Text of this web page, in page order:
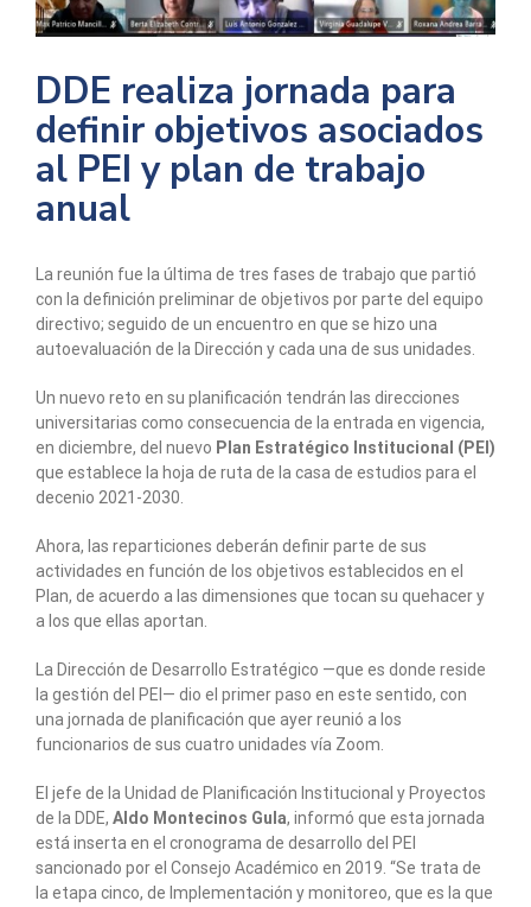
DDE realiza jornada para
definir objetivos asociados
al PEI y plan de trabajo
anual
La reunión fue la última de tres fases de trabajo que partió
con la definición preliminar de objetivos por parte del equipo
directivo; seguido de un encuentro en que se hizo una
autoevaluación de la Dirección y cada una de sus unidades.
Un nuevo reto en su planificación tendrán las direcciones
universitarias como consecuencia de la entrada en vigencia,
en diciembre, del nuevo Plan Estratégico Institucional (PEI)
que establece la hoja de ruta de la casa de estudios para el
decenio 2021-2030.
Ahora, las reparticiones deberán definir parte de sus
actividades en función de los objetivos establecidos en el
Plan, de acuerdo a las dimensiones que tocan su quehacer y
a los que ellas aportan.
La Dirección de Desarrollo Estratégico —que es donde reside
la gestión del PEI— dio el primer paso en este sentido, con
una jornada de planificación que ayer reunió a los
funcionarios de sus cuatro unidades vía Zoom.
El jefe de la Unidad de Planificación Institucional y Proyectos
de la DDE, Aldo Montecinos Gula, informó que esta jornada
está inserta en el cronograma de desarrollo del PEI
sancionado por el Consejo Académico en 2019. “Se trata de
la etapa cinco, de Implementación y monitoreo, que es la que